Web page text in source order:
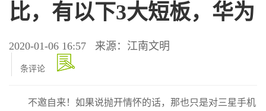
比，有以下3大短板，华为
2020-01-06 16:57 来源：江南文明
条评论
不邀自来！如果说抛开情怀的话，那也只是对三星手机